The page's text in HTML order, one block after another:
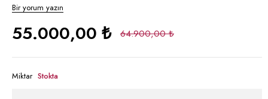
Bir yorum yazın
64.900,00₺
55.000,00 ₺
Miktar Stokta